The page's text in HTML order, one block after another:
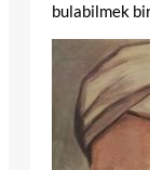
bulabilmek